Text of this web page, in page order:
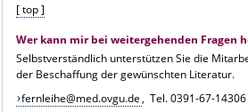
[ top ]
Wer kann mir bei weitergehenden Fragen
Selbstverständlich unterstützen Sie die
der Beschaffung der gewünschten Literatur.
fernleihe@med.ovgu.de, Tel. 0391-67-14306